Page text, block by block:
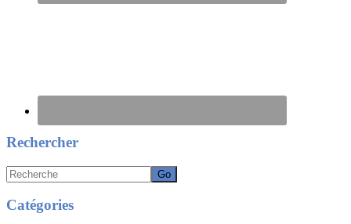
Rechercher
Recherche
Catégories